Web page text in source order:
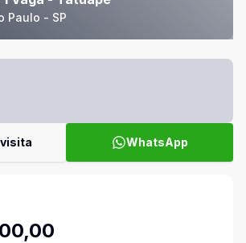
Paulo - SP
WhatsApp